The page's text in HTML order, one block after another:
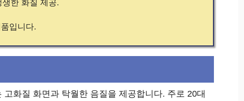
한 화질 제공.
입니다.
화질 화면과 탁월한 음질을 제공합니다. 주로 20대